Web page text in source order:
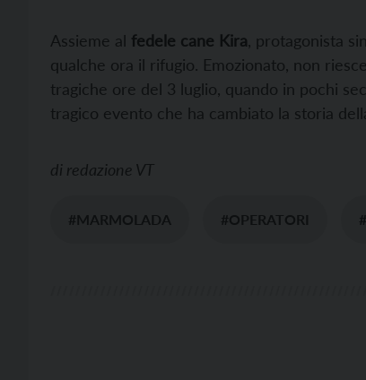
Assieme al fedele cane Kira , protagonista
qualche ora il rifugio. Emozionato, non
tragiche ore del 3 luglio, quando in pochi
tragico evento che ha cambiato la storia
di redazione VT
#MARMOLADA #OPERATORI